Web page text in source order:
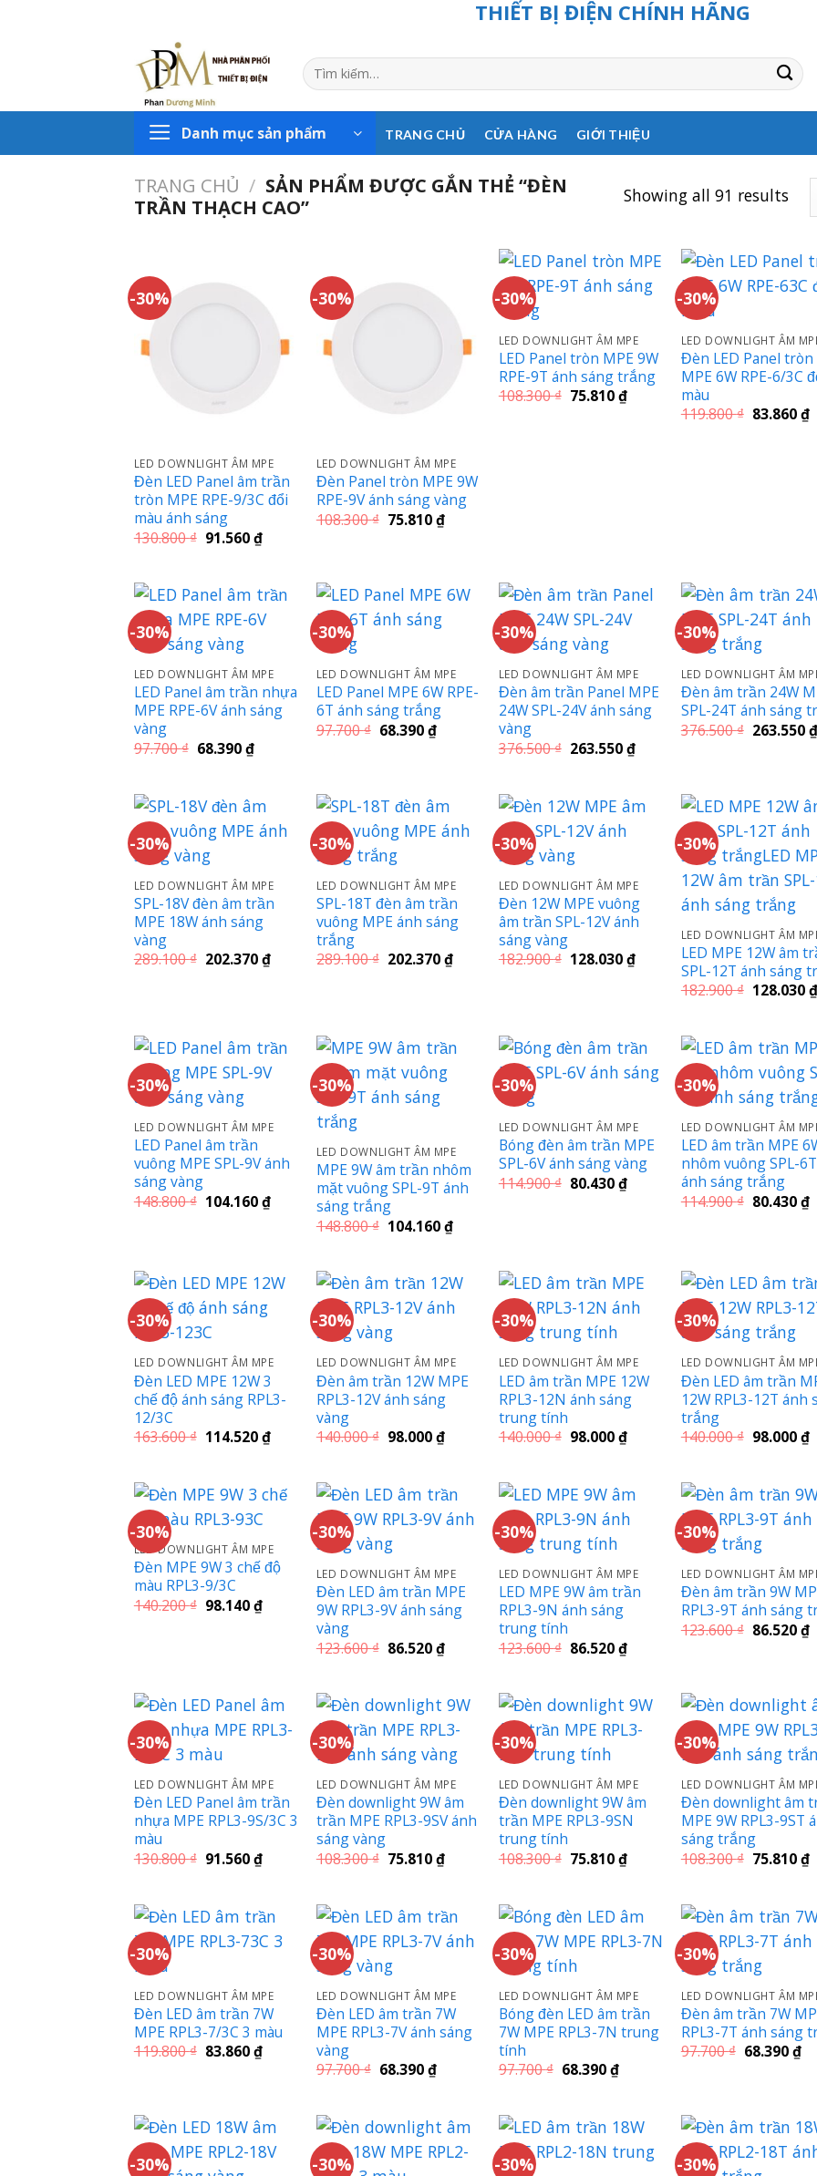
THIẾT BỊ ĐIỆN CHÍNH HÃNG
Tìm
kiếm:
Danh mục sản phẩm TRANG CHỦ CỬA HÀNG GIỚI THIỆU
TRANG CHỦ / SẢN PHẨM ĐƯỢC GẮN THẺ “ĐÈN
TRẦN THẠCH CAO”
Showing all 91 results
-30%
LED DOWNLIGHT ÂM MPE
Đèn LED Panel âm trần
tròn MPE RPE-9/3C đổi
màu ánh sáng
130.800₫ Giá
gốc
91.560₫Giá
hiện
91.560 ₫.
-30%
LED DOWNLIGHT ÂM MPE
Đèn Panel tròn MPE 9W
RPE-9V ánh sáng vàng
108.300₫ Giá
gốc
75.810₫Giá
hiện
-30%
LED DOWNLIGHT ÂM MPE
LED Panel tròn MPE 9W
RPE-9T ánh sáng trắng
108.300₫ Giá
75.810₫Giá
hiện
-30%
LED DOWNLIGHT ÂM
Đèn LED Panel tròn
MPE 6W RPE-6/3C
màu
119.800₫ Giá
83.860₫
-30%
LED DOWNLIGHT ÂM MPE
LED Panel âm trần nhựa
MPE RPE-6V ánh sáng
vàng
97.700₫ Giá
68.390₫Giá
hiện
68.390 ₫.
-30%
LED DOWNLIGHT ÂM MPE
LED Panel MPE 6W RPE-
6T ánh sáng trắng
97.700₫ Giá
68.390₫Giá
hiện
-30%
LED DOWNLIGHT ÂM MPE
Đèn âm trần Panel MPE
24W SPL-24V ánh sáng
vàng
376.500₫ Giá
263.550₫Giá
hiện
263.550 ₫.
-30%
LED DOWNLIGHT ÂM
Đèn âm trần 24W
SPL-24T ánh sáng
376.500₫ Giá
263.550₫
-30%
LED DOWNLIGHT ÂM MPE
SPL-18V đèn âm trần
MPE 18W ánh sáng
vàng
289.100₫ Giá
202.370₫Giá
hiện
-30%
LED DOWNLIGHT ÂM MPE
SPL-18T đèn âm trần
vuông MPE ánh sáng
trắng
289.100₫ Giá
202.370₫Giá
hiện
-30%
LED DOWNLIGHT ÂM MPE
Đèn 12W MPE vuông
âm trần SPL-12V ánh
sáng vàng
182.900₫ Giá
128.030₫Giá
hiện
-30%
LED DOWNLIGHT ÂM
LED MPE 12W âm
SPL-12T ánh sáng
182.900₫ Giá
128.030₫
-30%
LED DOWNLIGHT ÂM MPE
LED Panel âm trần
vuông MPE SPL-9V ánh
sáng vàng
148.800₫ Giá
104.160₫Giá
hiện
-30%
LED DOWNLIGHT ÂM MPE
MPE 9W âm trần nhôm
mặt vuông SPL-9T ánh
sáng trắng
148.800₫ Giá
104.160₫Giá
hiện
104.160 ₫.
-30%
LED DOWNLIGHT ÂM MPE
Bóng đèn âm trần MPE
SPL-6V ánh sáng vàng
114.900₫ Giá
80.430₫Giá
hiện
-30%
LED DOWNLIGHT ÂM
LED âm trần MPE
nhôm vuông SPL-6T
ánh sáng trắng
114.900₫ Giá
80.430₫
-30%
LED DOWNLIGHT ÂM MPE
Đèn LED MPE 12W 3
chế độ ánh sáng RPL3-
12/3C
163.600₫ Giá
114.520₫Giá
hiện
114.520 ₫.
-30%
LED DOWNLIGHT ÂM MPE
Đèn âm trần 12W MPE
RPL3-12V ánh sáng
vàng
140.000₫ Giá
98.000₫Giá
hiện
98.000 ₫.
-30%
LED DOWNLIGHT ÂM MPE
LED âm trần MPE 12W
RPL3-12N ánh sáng
trung tính
140.000₫ Giá
98.000₫Giá
hiện
98.000 ₫.
-30%
LED DOWNLIGHT ÂM
Đèn LED âm trần
12W RPL3-12T ánh
trắng
140.000₫ Giá
98.000₫
-30%
LED DOWNLIGHT ÂM MPE
Đèn MPE 9W 3 chế độ
màu RPL3-9/3C
140.200₫ Giá
gốc
98.140₫Giá
hiện
-30%
LED DOWNLIGHT ÂM MPE
Đèn LED âm trần MPE
9W RPL3-9V ánh sáng
vàng
123.600₫ Giá
gốc
86.520₫Giá
hiện
86.520 ₫.
-30%
LED DOWNLIGHT ÂM MPE
LED MPE 9W âm trần
RPL3-9N ánh sáng
trung tính
123.600₫ Giá
gốc
86.520₫Giá
hiện
86.520 ₫.
-30%
LED DOWNLIGHT ÂM
Đèn âm trần 9W
RPL3-9T ánh sáng
123.600₫ Giá
gốc
86.520₫
-30%
LED DOWNLIGHT ÂM MPE
Đèn LED Panel âm trần
nhựa MPE RPL3-9S/3C 3
màu
130.800₫ Giá
91.560₫Giá
hiện
91.560 ₫.
-30%
LED DOWNLIGHT ÂM MPE
Đèn downlight 9W âm
trần MPE RPL3-9SV ánh
sáng vàng
108.300₫ Giá
75.810₫Giá
hiện
75.810 ₫.
-30%
LED DOWNLIGHT ÂM MPE
Đèn downlight 9W âm
trần MPE RPL3-9SN
trung tính
108.300₫ Giá
75.810₫Giá
hiện
75.810 ₫.
-30%
LED DOWNLIGHT ÂM
Đèn downlight âm
MPE 9W RPL3-9ST
sáng trắng
108.300₫ Giá
75.810₫
-30%
LED DOWNLIGHT ÂM MPE
Đèn LED âm trần 7W
MPE RPL3-7/3C 3 màu
119.800₫ Giá
83.860₫Giá
hiện
-30%
LED DOWNLIGHT ÂM MPE
Đèn LED âm trần 7W
MPE RPL3-7V ánh sáng
vàng
97.700₫ Giá
68.390₫Giá
hiện
68.390 ₫.
-30%
LED DOWNLIGHT ÂM MPE
Bóng đèn LED âm trần
7W MPE RPL3-7N trung
tính
97.700₫ Giá
68.390₫Giá
hiện
68.390 ₫.
-30%
LED DOWNLIGHT ÂM
Đèn âm trần 7W
RPL3-7T ánh sáng
97.700₫ Giá
68.390₫Giá
-30% -30% -30% -30%